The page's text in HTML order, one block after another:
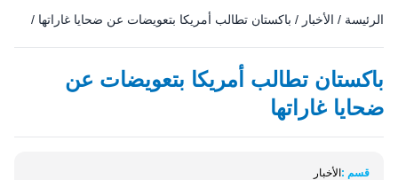
الرئيسة / الأخبار / باكستان تطالب أمريكا بتعويضات عن ضحايا غاراتها /
باكستان تطالب أمريكا بتعويضات عن
ضحايا غاراتها
قسم : الأخبار